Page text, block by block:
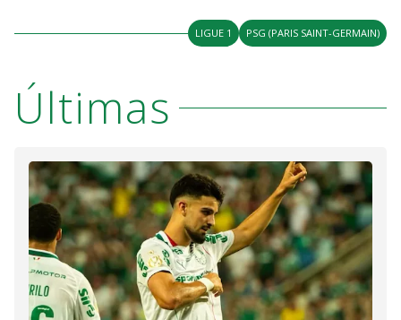
LIGUE 1 PSG (PARIS SAINT-GERMAIN)
Últimas